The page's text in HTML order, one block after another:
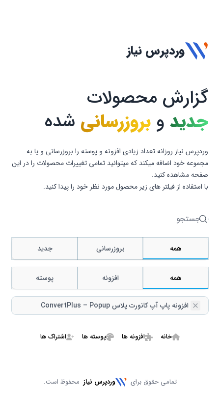
وردپرس نیاز
گزارش محصولات
جدید و بروزرسانی شده
وردپرس نیاز روزانه تعداد زیادی افزونه و پوسته را بروزرسانی و یا به
مجموعه خود اضافه میکند که میتوانید تمامی تغییرات محصولات را در این
صفحه مشاهده کنید.
با استفاده از فیلتر های زیر محصول مورد نظر خود را پیدا کنید.
جستجو
همه بروزرسانی جدید
همه افزونه پوسته
Remove
افزونه پاپ آپ کانورت پلاس ConvertPlus – Popup
خانه افزونه ها پوسته ها اشتراک ها
تمامی حقوق برای وردپرس نیاز محفوظ است.